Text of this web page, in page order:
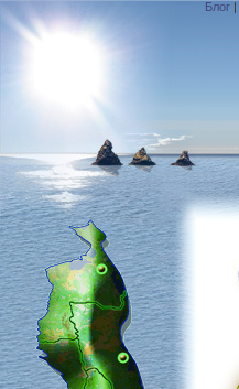
Блог |